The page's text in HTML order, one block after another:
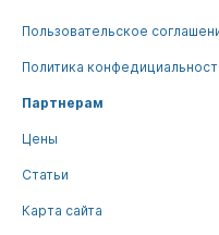
Пользовательское
Политика
Партнерам
Цены
Статьи
Карта сайта